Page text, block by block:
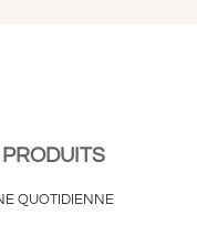
QUOTIDIENNE